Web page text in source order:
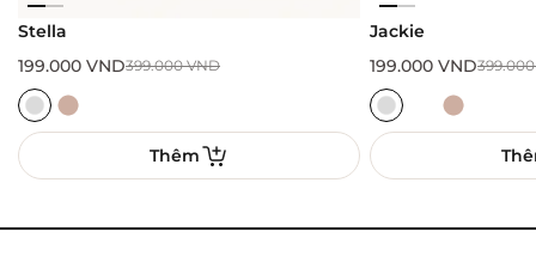
Stella
399.000VND
199.000 VND
Thêm
Jackie
199.000 VND